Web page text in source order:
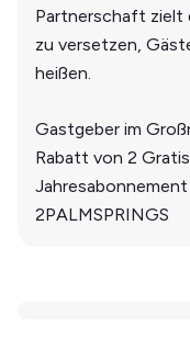
Partnerschaft zielt
zu versetzen,
heißen.
Gastgeber im
Rabatt von 2
2PALMSPRINGS